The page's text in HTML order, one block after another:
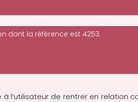
l’utilisateur de rentrer en relation